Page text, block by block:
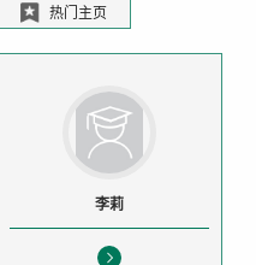
热门主页
李莉